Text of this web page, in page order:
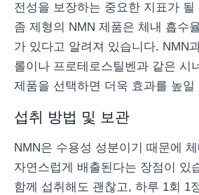
전성을 보장하는 중요한 지표가
좀 제형의 NMN 제품은 체내 흡수
가 있다고 알려져 있습니다. NMN
롤이나 프로테로스틸벤과 같은 시
제품을 선택하면 더욱 효과를 높일
섭취 방법 및 보관
NMN은 수용성 성분이기 때문에
자연스럽게 배출된다는 장점이 있
함께 섭취해도 괜찮고, 하루 1회 1